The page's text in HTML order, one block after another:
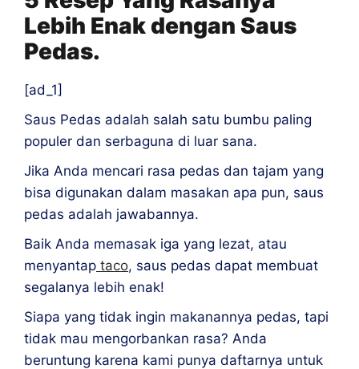
Lebih Enak dengan Saus
Pedas.
[ad_1]
Saus Pedas adalah salah satu bumbu paling
populer dan serbaguna di luar sana.
Jika Anda mencari rasa pedas dan tajam yang
bisa digunakan dalam masakan apa pun, saus
pedas adalah jawabannya.
Baik Anda memasak iga yang lezat, atau
menyantap taco, saus pedas dapat membuat
segalanya lebih enak!
Siapa yang tidak ingin makanannya pedas, tapi
tidak mau mengorbankan rasa? Anda
beruntung karena kami punya daftarnya untuk